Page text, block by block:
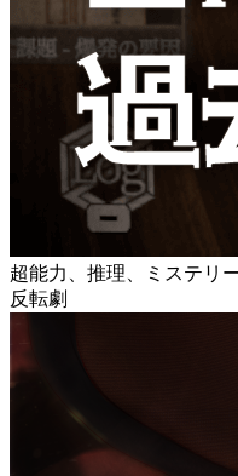
超能力、推理、ミステリ
反転劇